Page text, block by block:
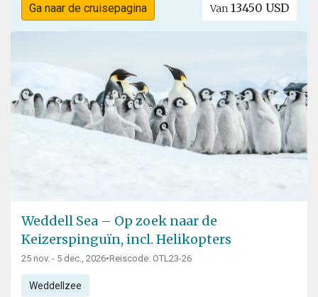
Ga naar de cruisepagina Van 13450 USD
Weddell Sea – Op zoek naar de
Keizerspinguïn, incl. Helikopters
25 nov. - 5 dec., 2026•Reiscode: OTL23-26
Weddellzee